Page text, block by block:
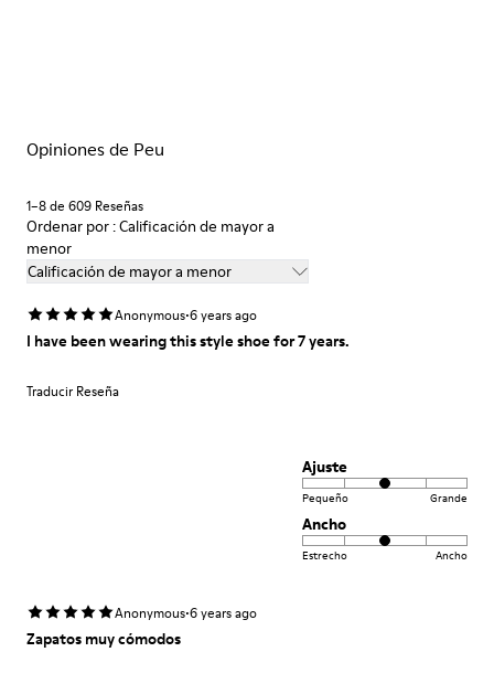
Opiniones de Peu
1–8 de 609 Reseñas
Ordenar por : Calificación de mayor a
menor
Calificación de mayor a menor
Anonymous·6 years ago
I have been wearing this style shoe for 7 years.
Traducir Reseña
Ajuste
Pequeño Grande
Ancho
Estrecho Ancho
Anonymous·6 years ago
Zapatos muy cómodos